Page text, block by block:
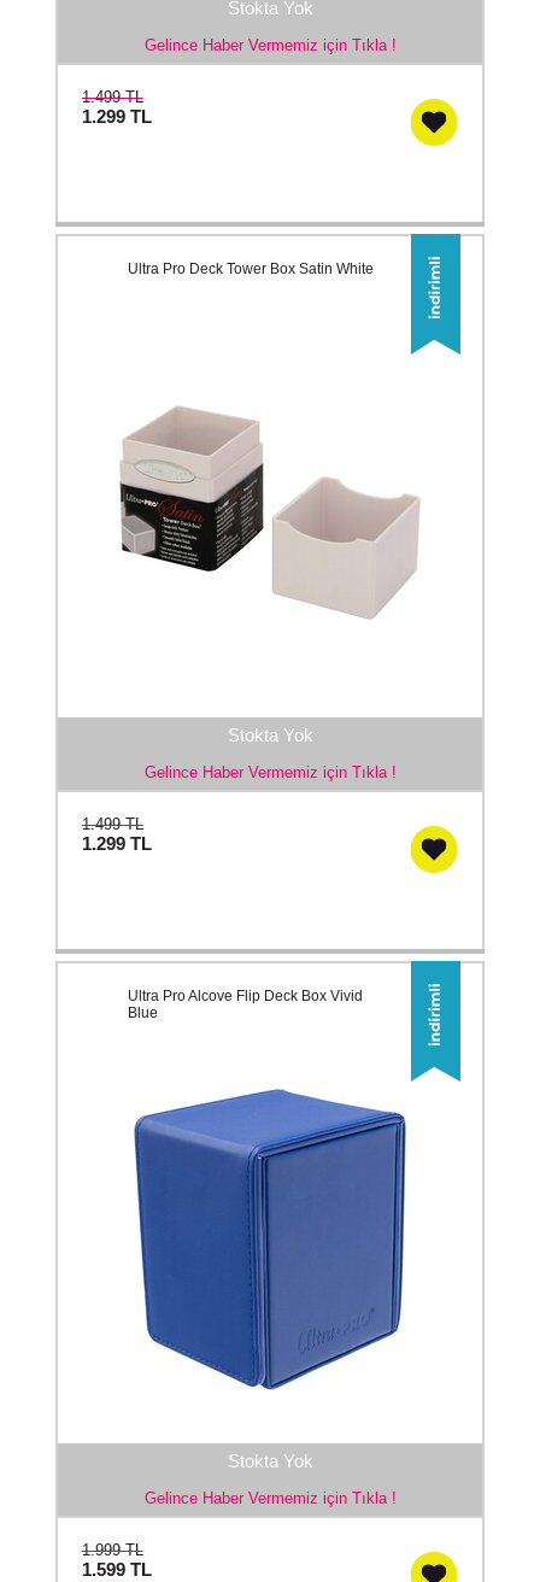
Stokta Yok
Gelince Haber Vermemiz için Tıkla !
1.499 TL
1.299 TL
Stokta Yok
Gelince Haber Vermemiz için Tıkla !
Ultra Pro Deck Tower Box Satin White
1.499 TL
1.299 TL
Stokta Yok
Gelince Haber Vermemiz için Tıkla !
Ultra Pro Alcove Flip Deck Box Vivid
Blue
1.999 TL
1.599 TL